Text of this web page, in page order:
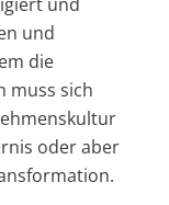
und
die
muss sich
oder aber